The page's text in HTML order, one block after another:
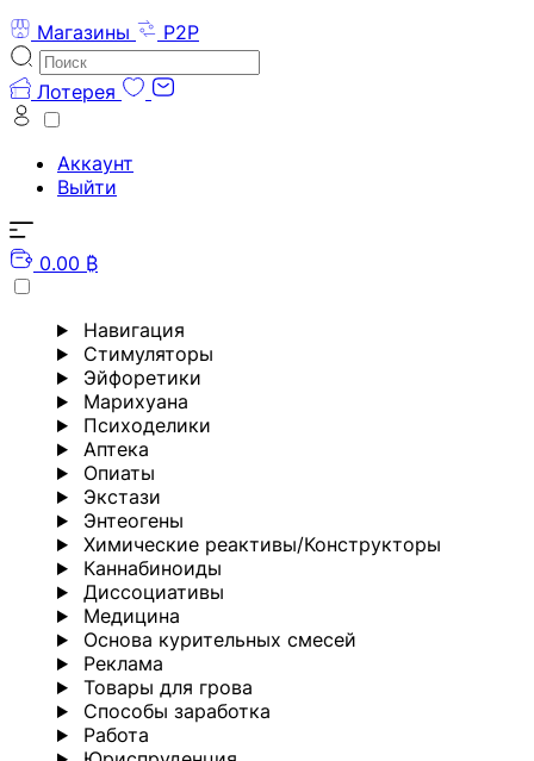
Магазины
P2P
Лотерея
Аккаунт
Выйти
0.00 ₿
Навигация
Стимуляторы
Эйфоретики
Марихуана
Психоделики
Аптека
Опиаты
Экстази
Энтеогены
Химические реактивы/Конструкторы
Каннабиноиды
Диссоциативы
Медицина
Основа курительных смесей
Реклама
Товары для грова
Способы заработка
Работа